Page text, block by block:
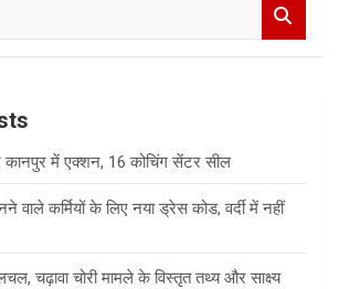
में एक्शन, 16 कोचिंग सेंटर सील
वाले कर्मियों के लिए नया ड्रेस कोड, वर्दी में नहीं
चढ़ावा चोरी मामले के विस्तृत तथ्य और साक्ष्य